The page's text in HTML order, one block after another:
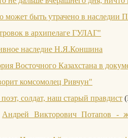
может быть утрачено в наследии
в архипелаге ГУЛАГ"
наследие Н.Я.Коншина
Восточного Казахстана в
комсомолец Ривчун"
солдат, наш старый правдист
Андрей Викторович Потапов -